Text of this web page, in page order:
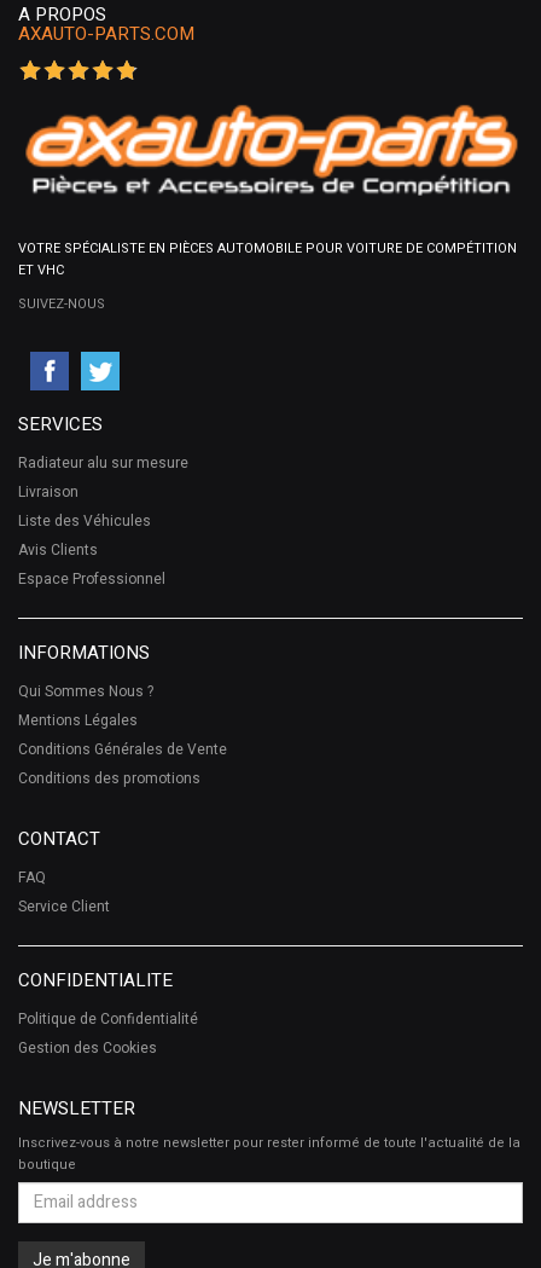
A PROPOS
AXAUTO-PARTS.COM
VOTRE SPÉCIALISTE EN PIÈCES AUTOMOBILE POUR VOITURE DE COMPÉTITION
ET VHC
SUIVEZ-NOUS
SERVICES
Radiateur alu sur mesure
Livraison
Liste des Véhicules
Avis Clients
Espace Professionnel
INFORMATIONS
Qui Sommes Nous ?
Mentions Légales
Conditions Générales de Vente
Conditions des promotions
CONTACT
FAQ
Service Client
CONFIDENTIALITE
Politique de Confidentialité
Gestion des Cookies
NEWSLETTER
Inscrivez-vous à notre newsletter pour rester informé de toute l'actualité de la
boutique